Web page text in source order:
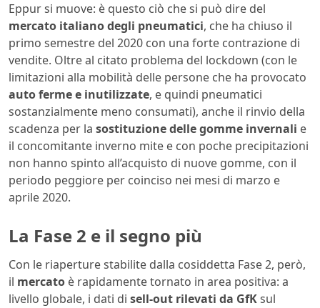
Eppur si muove: è questo ciò che si può dire del
mercato italiano degli pneumatici, che ha chiuso il
primo semestre del 2020 con una forte contrazione di
vendite. Oltre al citato problema del lockdown (con le
limitazioni alla mobilità delle persone che ha provocato
auto ferme e inutilizzate, e quindi pneumatici
sostanzialmente meno consumati), anche il rinvio della
scadenza per la sostituzione delle gomme invernali e
il concomitante inverno mite e con poche precipitazioni
non hanno spinto all’acquisto di nuove gomme, con il
periodo peggiore per coinciso nei mesi di marzo e
aprile 2020.
La Fase 2 e il segno più
Con le riaperture stabilite dalla cosiddetta Fase 2, però,
il mercato è rapidamente tornato in area positiva: a
livello globale, i dati di sell-out rilevati da GfKsul